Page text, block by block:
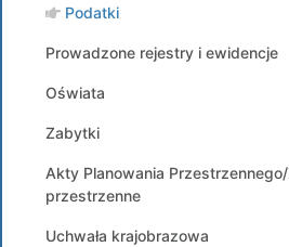
Podatki
Prowadzone rejestry i ewidencje
Oświata
Zabytki
Akty Planowania
przestrzenne
Uchwała krajobrazowa